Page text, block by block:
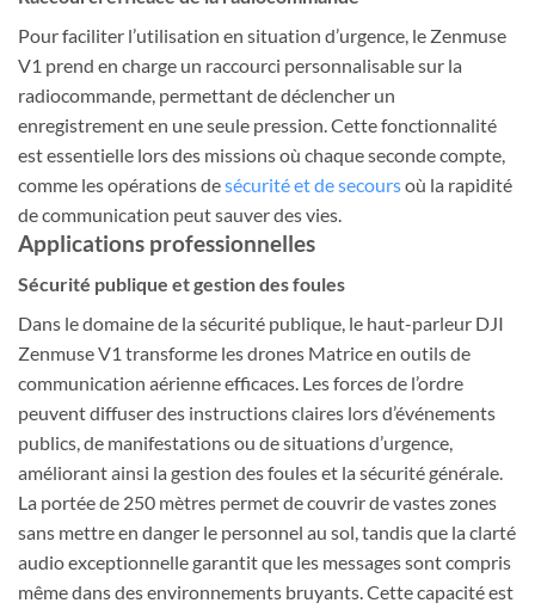
Pour faciliter l’utilisation en situation d’urgence, le Zenmuse
V1 prend en charge un raccourci personnalisable sur la
radiocommande, permettant de déclencher un
enregistrement en une seule pression. Cette fonctionnalité
est essentielle lors des missions où chaque seconde compte,
comme les opérations desécurité et de secoursoù la rapidité
de communication peut sauver des vies.
Applications professionnelles
Sécurité publique et gestion des foules
Dans le domaine de la sécurité publique, le haut-parleur DJI
Zenmuse V1 transforme les drones Matrice en outils de
communication aérienne efficaces. Les forces de l’ordre
peuvent diffuser des instructions claires lors d’événements
publics, de manifestations ou de situations d’urgence,
améliorant ainsi la gestion des foules et la sécurité générale.
La portée de 250 mètres permet de couvrir de vastes zones
sans mettre en danger le personnel au sol, tandis que la clarté
audio exceptionnelle garantit que les messages sont compris
même dans des environnements bruyants. Cette capacité est